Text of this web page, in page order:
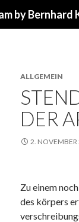
by Bernhard
ALLGEMEIN
DER
2.
Zu einem
des körpers